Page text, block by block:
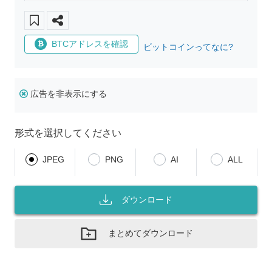
BTCアドレスを確認 ビットコインってなに?
広告を非表示にする
形式を選択してください
JPEG PNG AI ALL
ダウンロード
まとめてダウンロード